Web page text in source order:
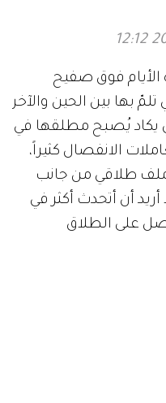
الأيام فوق صفيح
تلمّ بها بين الحين والآخر
يكاد يُصبح مطلقها في
الانفصال كثيراً،
طلاقي من جانب
أن أتحدث أكثر في
على الطلاق